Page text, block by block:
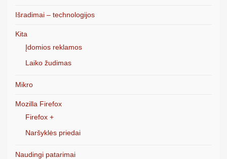
Išradimai – technologijos
Kita
Įdomios reklamos
Laiko žudimas
Mikro
Mozilla Firefox
Firefox +
Naršyklės priedai
Naudingi patarimai